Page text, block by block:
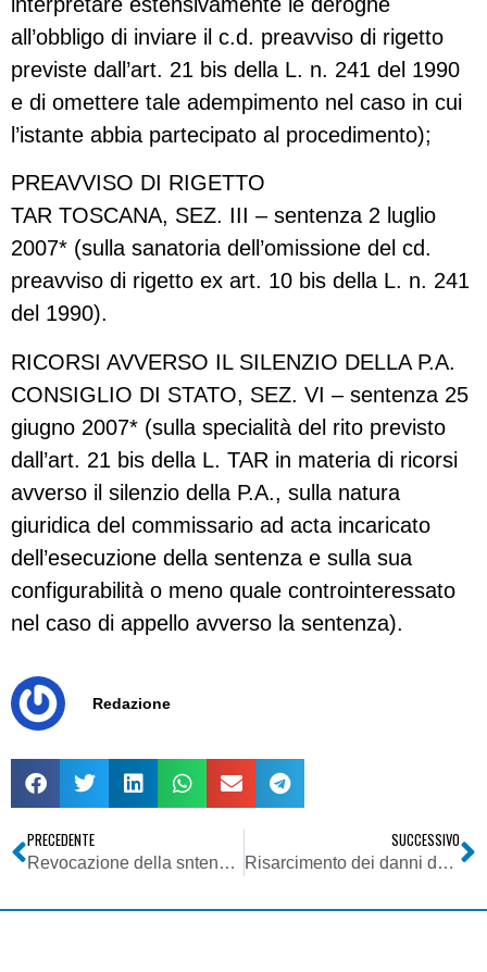
all’obbligo di inviare il c.d. preavviso di rigetto
previste dall’art. 21 bis della L. n. 241 del 1990
e di omettere tale adempimento nel caso in cui
l’istante abbia partecipato al procedimento);
PREAVVISO DI RIGETTO
TAR TOSCANA, SEZ. III – sentenza 2 luglio
2007* (sulla sanatoria dell’omissione del cd.
preavviso di rigetto ex art. 10 bis della L. n. 241
del 1990).
RICORSI AVVERSO IL SILENZIO DELLA P.A.
CONSIGLIO DI STATO, SEZ. VI – sentenza 25
giugno 2007* (sulla specialità del rito previsto
dall’art. 21 bis della L. TAR in materia di ricorsi
avverso il silenzio della P.A., sulla natura
giuridica del commissario ad acta incaricato
dell’esecuzione della sentenza e sulla sua
configurabilità o meno quale controinteressato
nel caso di appello avverso la sentenza).
Redazione
PRECEDENTE
Revocazione della sntenza per errore di fatto
SUCCESSIVO
Risarcimento dei danni da lesione di interessi legittimi